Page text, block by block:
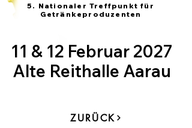
11 & 12 Februar 2027
Alte Reithalle Aarau
5. Nationaler Treffpunkt für
Getränkeproduzenten
ZURÜCK